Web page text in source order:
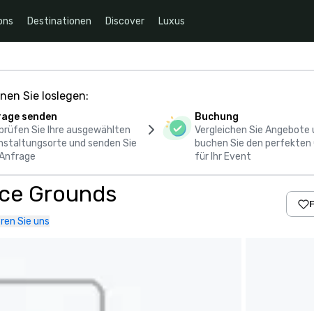
Destinationen Discover Luxus
Sie loslegen:
senden
Sie Ihre ausgewählten
und senden Sie
Buchung
Vergleichen Sie Angebote
buchen Sie den perfekten
für Ihr Event
Grounds
Sie uns